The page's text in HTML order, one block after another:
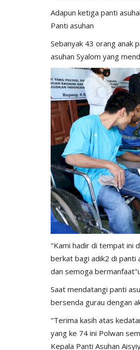
Adapun ketiga panti
Panti asuhan
Sebanyak 43 orang anak
asuhan Syalom yang
"Kami hadir di tempat ini
berkat bagi adik2 di panti
dan semoga
Saat mendatangi panti
bersenda gurau dengan
"Terima kasih atas
yang ke 74 ini Polwan
Kepala Panti Asuhan